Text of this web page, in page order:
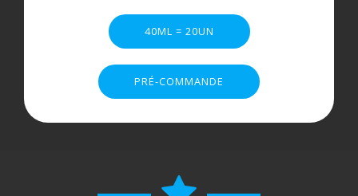
40ML = 20UN
PRÉ-COMMANDE